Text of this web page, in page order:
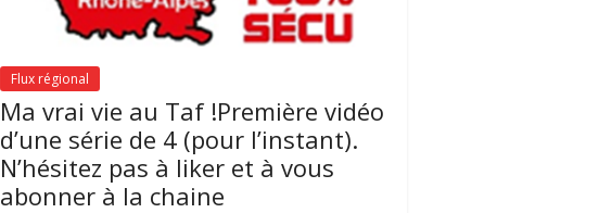
Flux régional
Ma vrai vie au Taf !Première vidéo
d’une série de 4 (pour l’instant).
N’hésitez pas à liker et à vous
abonner à la chaine